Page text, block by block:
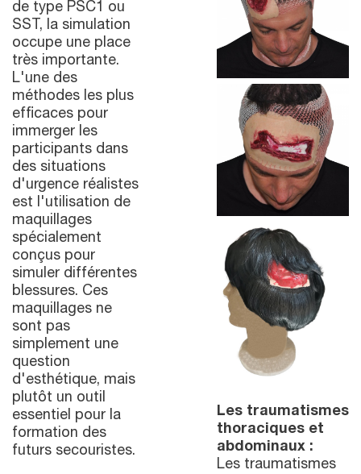
de type PSC1 ou
SST, la simulation
occupe une place
très importante.
L'une des
méthodes les plus
efficaces pour
immerger les
participants dans
des situations
d'urgence réalistes
est l'utilisation de
maquillages
spécialement
conçus pour
simuler différentes
blessures. Ces
maquillages ne
sont pas
simplement une
question
d'esthétique, mais
plutôt un outil
essentiel pour la
formation des
futurs secouristes.
Les traumatismes
thoraciques et
abdominaux :
Les traumatismes